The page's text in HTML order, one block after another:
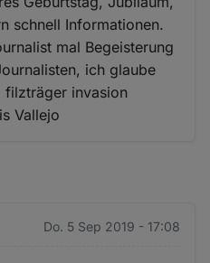
schnell Informationen.
mal Begeisterung
ich glaube
filzträger invasion
Vallejo
Do. 5 Sep 2019 - 17:08